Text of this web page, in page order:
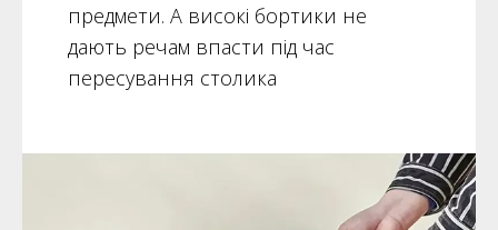
предмети. А високі бортики не
дають речам впасти під час
пересування столика